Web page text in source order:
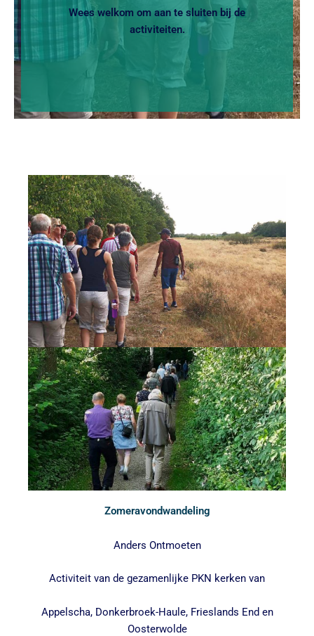
Wees welkom om aan te sluiten bij de
activiteiten.
Zomeravondwandeling
Anders Ontmoeten
Activiteit van de gezamenlijke PKN kerken van
Appelscha, Donkerbroek-Haule, Frieslands End en
Oosterwolde